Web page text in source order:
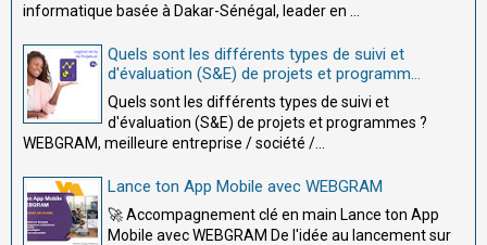
informatique basée à Dakar-Sénégal, leader en ...
Quels sont les différents types de suivi et
d'évaluation (S&E) de projets et programm...
Quels sont les différents types de suivi et
d'évaluation (S&E) de projets et programmes ?
WEBGRAM, meilleure entreprise / société /...
Lance ton App Mobile avec WEBGRAM
🚀 Accompagnement clé en main Lance ton App
Mobile avec WEBGRAM De l'idée au lancement sur